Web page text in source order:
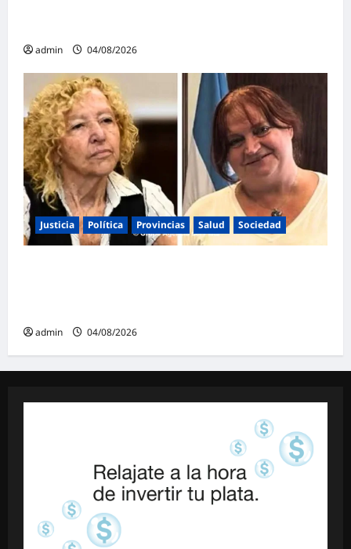
admin 04/08/2026
Justicia Política Provincias Salud Sociedad
admin 04/08/2026